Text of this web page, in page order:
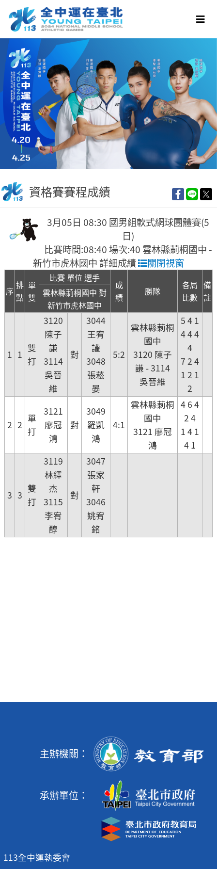
資格賽賽程成績
3月05日 08:30 國男組軟式網球團體賽(5
日)
比賽時間:08:40 場次:40 雲林縣莿桐國中 -
新竹市虎林國中 詳細成績
關閉視窗
序
排
點
單
雙
比賽 單位 選手
成
績
勝隊
各局
比數
備
註
雲林縣莿桐國中 對
新竹市虎林國中
1 1
雙
打
3120
陳子
謙
3114
吳晉
維
對
3044
王宥
讙
3048
張菘
晏
5:2
雲林縣莿桐
國中
3120 陳子
謙 - 3114
吳晉維
5 4 1
4 4 4
4
7 2 4
1 2 1
2
2 2
單
打
3121
廖冠
鴻
對
3049
羅凱
鴻
4:1
雲林縣莿桐
國中
3121 廖冠
鴻
4 6 4
2 4
1 4 1
4 1
3 3
雙
打
3119
林繹
杰
3115
李宥
醇
對
3047
張家
軒
3046
姚宥
銘
主辦機關：
承辦單位：
113全中運執委會